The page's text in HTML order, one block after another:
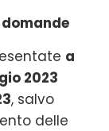
a
2023
, salvo
delle